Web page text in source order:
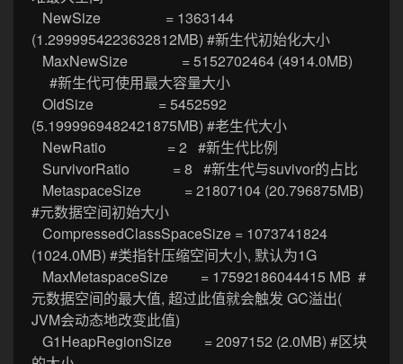
NewSize = 1363144
(1.2999954223632812MB) #新生代初始化大小
MaxNewSize = 5152702464 (4914.0MB)
#新生代可使用最大容量大小
OldSize = 5452592
(5.1999969482421875MB) #老生代大小
NewRatio = 2 #新生代比例
SurvivorRatio = 8 #新生代与suvivor的占比
MetaspaceSize = 21807104 (20.796875MB)
#元数据空间初始大小
CompressedClassSpaceSize = 1073741824
(1024.0MB) #类指针压缩空间大小, 默认为1G
MaxMetaspaceSize = 17592186044415 MB #
元数据空间的最大值, 超过此值就会触发 GC溢出(
JVM会动态地改变此值)
G1HeapRegionSize = 2097152 (2.0MB) #区块